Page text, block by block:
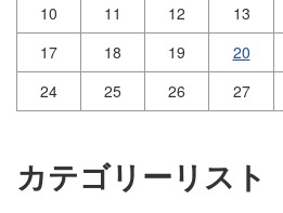
10
11 12 13
17
18 19 20
24
25 26 27
カテゴリーリスト